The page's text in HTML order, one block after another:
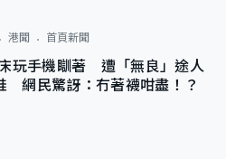
港聞 首頁新聞
玩手機瞓著 遭「無良」途人
網民驚訝：冇著襪咁盡！？